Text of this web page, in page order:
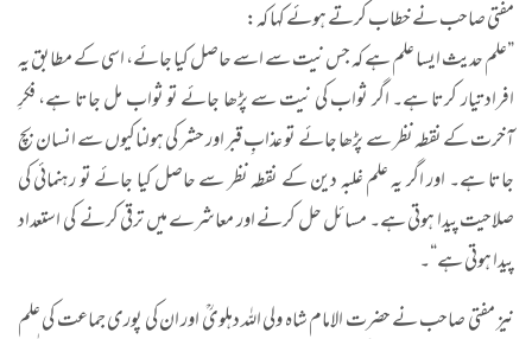
مفتی صاحب نے خطاب کرتے ہوئے کہا کہ:
”علم حدیث ایسا علم ہے کہ جس نیت سے اسے حاصل کیا جائے، اسی کے مطابق یہ
افراد تیار کرتا ہے۔ اگر ثواب کی نیت سے پڑھا جائے تو ثواب مل جاتا ہے، فکرِ
آخرت کے نقطہ نظر سے پڑھا جائے تو عذابِ قبر اور حشر کی ہولناکیوں سے انسان بچ
جاتا ہے۔ اور اگر یہ علم غلبہ دین کے نقطہ نظر سے حاصل کیا جائے تو رہنمائی کی
صلاحیت پیدا ہوتی ہے۔ مسائل حل کرنے اور معاشرے میں ترقی کرنے کی استعداد
پیدا ہوتی ہے“۔
نیز مفتی صاحب نے حضرت الامام شاہ ولی اللہ دہلویؒ اور ان کی پوری جماعت کی علم